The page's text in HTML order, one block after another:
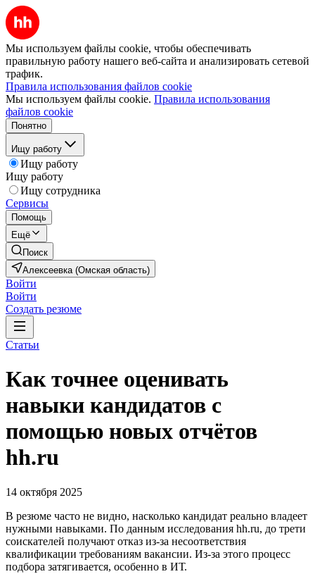
Мы используем файлы cookie, чтобы обеспечивать
правильную работу нашего веб-сайта и анализировать сетевой
трафик.
Правила использования файлов cookie
Мы используем файлы cookie. Правила использования
файлов cookie
Понятно
Ищу работу
Ищу работу
Ищу работу
Ищу сотрудника
Сервисы
Помощь
Ещё
Поиск
Алексеевка (Омская область)
Войти
Войти
Создать резюме
Статьи
Как точнее оценивать
навыки кандидатов с
помощью новых отчётов
hh.ru
14 октября 2025
В резюме часто не видно, насколько кандидат реально владеет
нужными навыками. По данным исследования hh.ru, до трети
соискателей получают отказ из-за несоответствия
квалификации требованиям вакансии. Из-за этого процесс
подбора затягивается, особенно в ИТ.